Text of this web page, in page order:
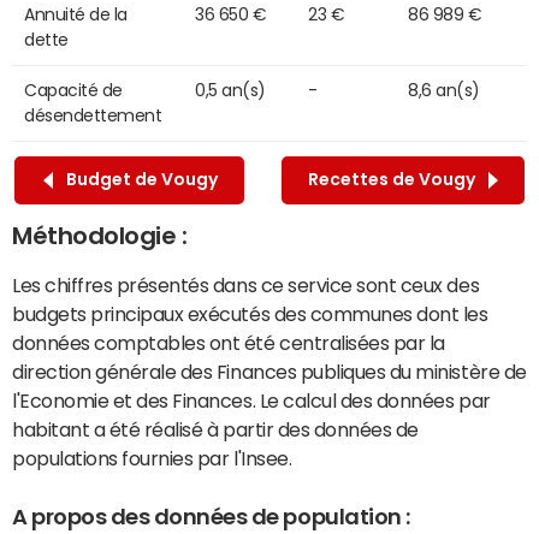
Annuité de la
dette
36 650 € 23 € 86 989 €
Capacité de
désendettement
0,5 an(s) - 8,6 an(s)
Budget de Vougy Recettes de Vougy
Méthodologie :
Les chiffres présentés dans ce service sont ceux des
budgets principaux exécutés des communes dont les
données comptables ont été centralisées par la
direction générale des Finances publiques du ministère de
l'Economie et des Finances. Le calcul des données par
habitant a été réalisé à partir des données de
populations fournies par l'Insee.
A propos des données de population :